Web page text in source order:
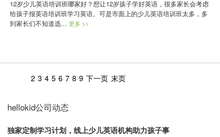
12岁少儿英语培训班哪家好？想让12岁孩子学好英语，很多家长会考虑
给孩子报英语培训班学习英语。可是市面上的少儿英语培训班太多，多
到家长们不知道选... 更多 >>
2 3 4 5 6 7 8 9 下一页 末页
hellokid公司动态
独家定制学习计划，线上少儿英语机构助力孩子事